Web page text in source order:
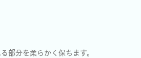
部分を柔らかく保ちます。